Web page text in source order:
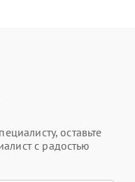
оставьте
с радостью